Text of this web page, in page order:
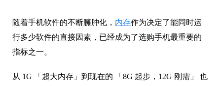
随着手机软件的不断臃肿化， 内存作为决定了能同时运
行多少软件的直接因素，已经成为了选购手机最重要的
指标之一。
从 1G 「超大内存」到现在的 「8G 起步，12G 刚需」 也